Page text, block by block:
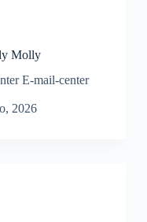
Molly
E-mail-center
2026